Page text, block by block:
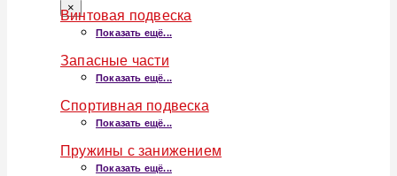
×
Винтовая подвеска
Показать ещё...
Запасные части
Показать ещё...
Спортивная подвеска
Показать ещё...
Пружины с занижением
Показать ещё...